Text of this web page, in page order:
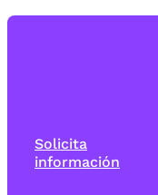
Solicita
información